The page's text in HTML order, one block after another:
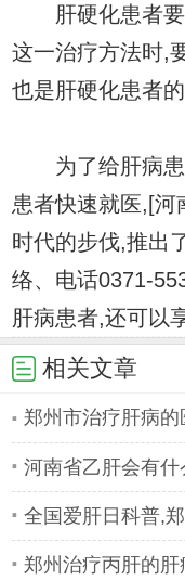
肝硬化患者要
这一治疗方法时,
也是肝硬化患者
为了给肝病患
患者快速就医,[河
时代的步伐,推出
络、电话0371-
肝病患者,还可以
相关文章
郑州市治疗肝病
有哪些
河南省乙肝会有
院全国爱肝日科普,
郑州治疗丙肝的